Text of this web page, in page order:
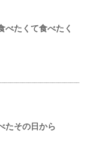
べたくて食べたく
たその日から